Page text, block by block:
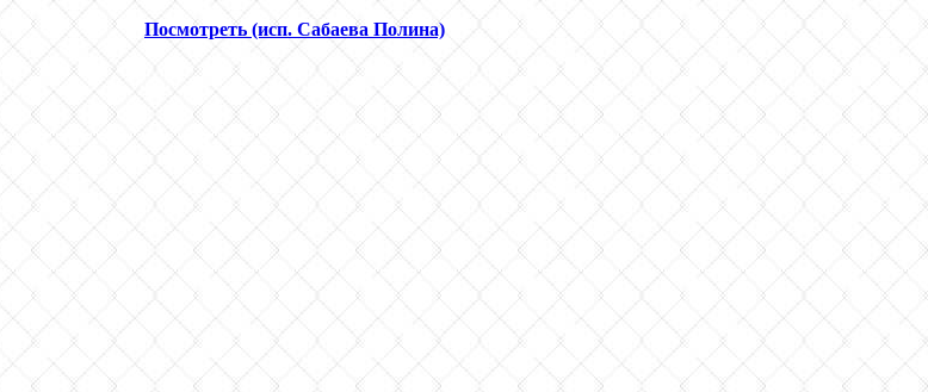
Посмотреть (исп. Сабаева Полина)